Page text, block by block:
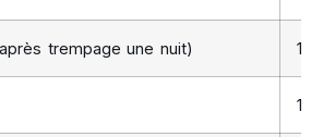
trempage une nuit) 10
10